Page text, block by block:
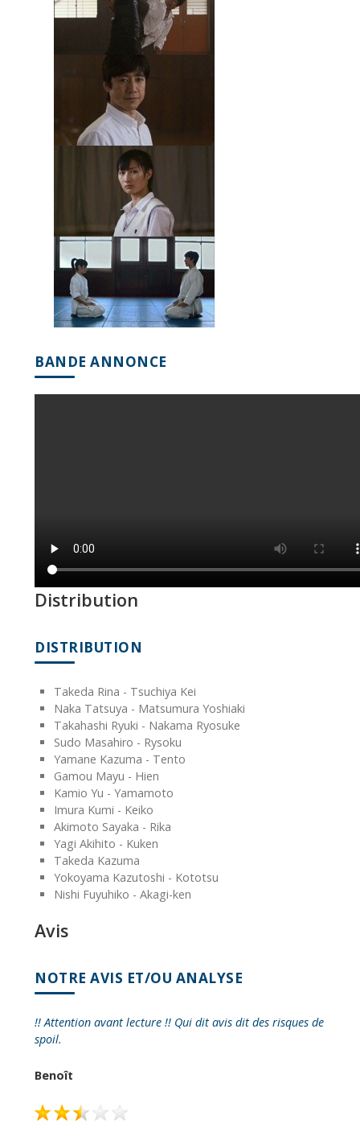
BANDE ANNONCE
Distribution
DISTRIBUTION
Takeda Rina - Tsuchiya Kei
Naka Tatsuya - Matsumura Yoshiaki
Takahashi Ryuki - Nakama Ryosuke
Sudo Masahiro - Rysoku
Yamane Kazuma - Tento
Gamou Mayu - Hien
Kamio Yu - Yamamoto
Imura Kumi - Keiko
Akimoto Sayaka - Rika
Yagi Akihito - Kuken
Takeda Kazuma
Yokoyama Kazutoshi - Kototsu
Nishi Fuyuhiko - Akagi-ken
Avis
NOTRE AVIS ET/OU ANALYSE
!! Attention avant lecture !! Qui dit avis dit des risques de
spoil.
Benoît